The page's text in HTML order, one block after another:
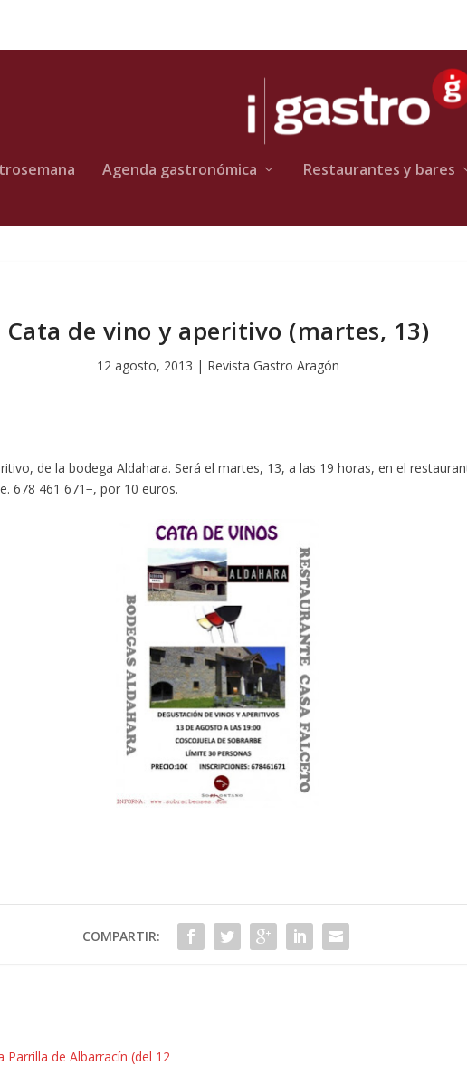
Agenda gastronómica Restaurantes y bares
Cata de vino y aperitivo (martes, 13)
12 agosto, 2013 | Revista Gastro Aragón
de la bodega Aldahara. Será el martes, 13, a las 19 horas, en el
678 461 671−, por 10 euros.
COMPARTIR:
Parrilla de Albarracín (del 12